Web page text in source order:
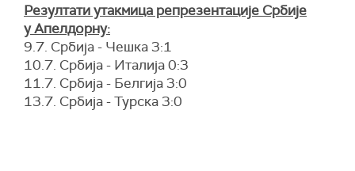
Резултати утакмица репрезентације Србије
у Апелдорну:
9.7. Србија - Чешка 3:1
10.7. Србија - Италија 0:3
11.7. Србија - Белгија 3:0
13.7. Србија - Турска 3:0